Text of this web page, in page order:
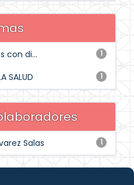
1
con di...
1
SALUD
1
Salas